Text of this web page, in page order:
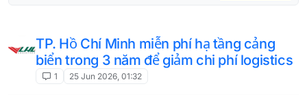
TP. Hồ Chí Minh miễn phí hạ tầng cảng
biển trong 3 năm để giảm chi phí logistics
1 25 Jun 2026, 01:32